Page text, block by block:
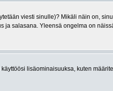
viesti sinulle)? Mikäli näin on,
salasana. Yleensä ongelma on
lisäominaisuuksa, kuten